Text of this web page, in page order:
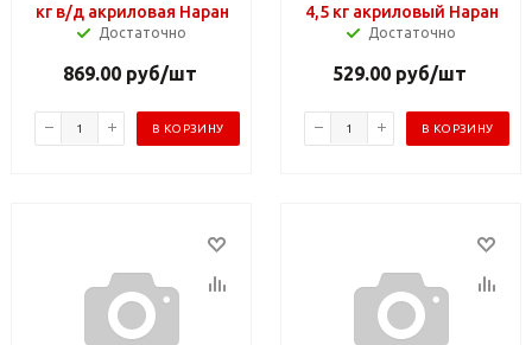
кг в/д акриловая Наран
Достаточно
869.00руб/шт
В КОРЗИНУ
4,5 кг акриловый Наран
Достаточно
529.00руб/шт
В КОРЗИНУ